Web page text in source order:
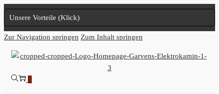
Unsere Vorteile (Klick)
Zur Navigation springen Zum Inhalt springen
0